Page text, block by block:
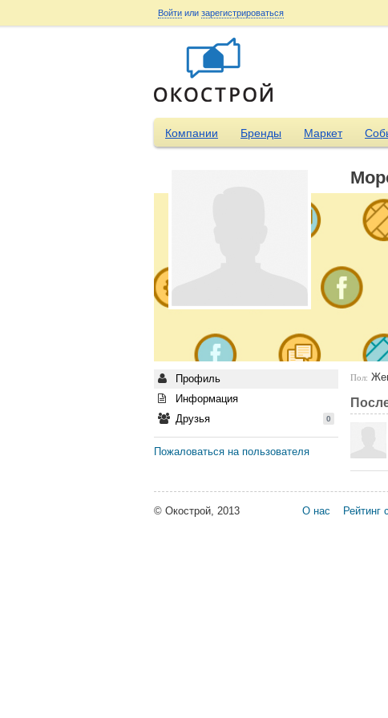
Войти или зарегистрироваться
Компании Бренды Маркет
Профиль
Информация
Друзья
0
Пожаловаться на пользователя
Пол:
© Окострой, 2013 О нас Рейтинг